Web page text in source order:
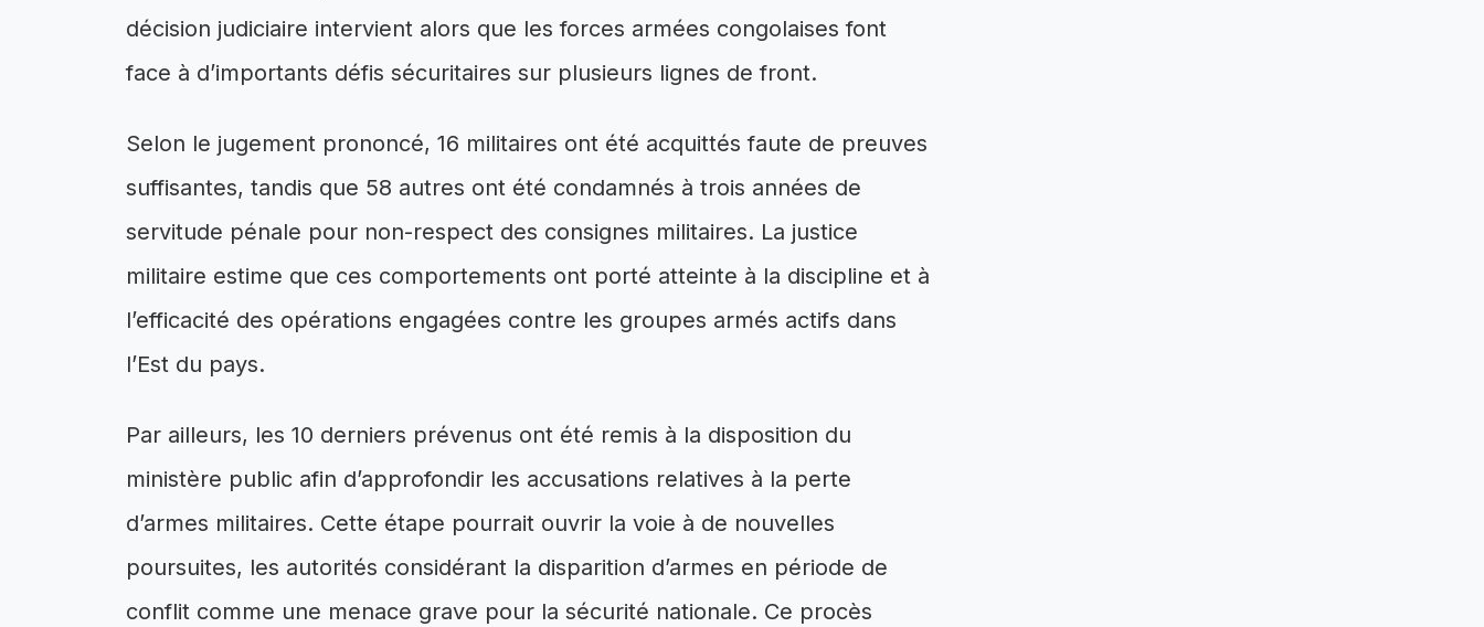
décision judiciaire intervient alors que les forces armées congolaises font
face à d’importants défis sécuritaires sur plusieurs lignes de front.
Selon le jugement prononcé, 16 militaires ont été acquittés faute de preuves
suffisantes, tandis que 58 autres ont été condamnés à trois années de
servitude pénale pour non-respect des consignes militaires. La justice
militaire estime que ces comportements ont porté atteinte à la discipline et à
l’efficacité des opérations engagées contre les groupes armés actifs dans
l’Est du pays.
Par ailleurs, les 10 derniers prévenus ont été remis à la disposition du
ministère public afin d’approfondir les accusations relatives à la perte
d’armes militaires. Cette étape pourrait ouvrir la voie à de nouvelles
poursuites, les autorités considérant la disparition d’armes en période de
conflit comme une menace grave pour la sécurité nationale. Ce procès